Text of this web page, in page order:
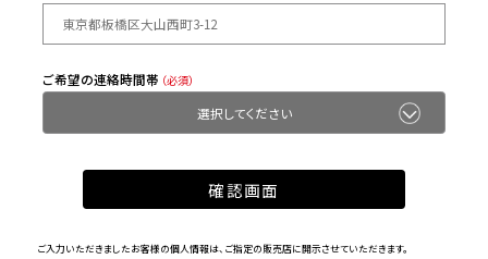
ご希望の連絡時間帯 （必須）
ご入力いただきましたお客様の個人情報は、ご指定の販売店に開示させていただきます。